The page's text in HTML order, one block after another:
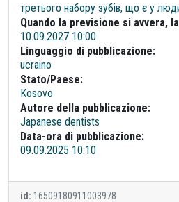
третього набору зубів, що є у
Quando la previsione si avvera,
10.09.2027 10:00
Linguaggio di pubblicazione:
ucraino
Stato/Paese:
Kosovo
Autore della pubblicazione:
Japanese dentists
Data-ora di pubblicazione:
09.09.2025 10:10
id: 16509180911003978